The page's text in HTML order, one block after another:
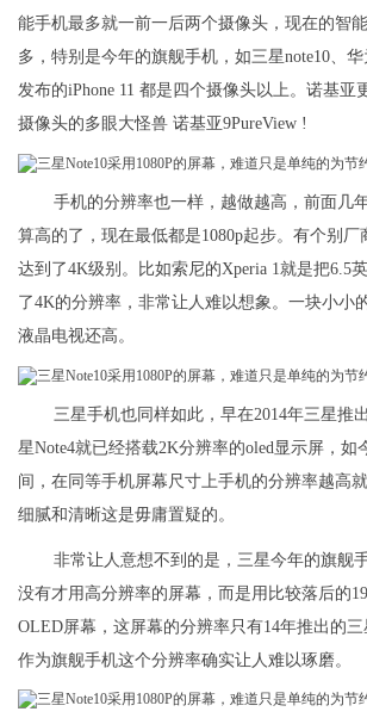
能手机最多就一前一后两个摄像头，现在的智
多，特别是今年的旗舰手机，如三星note10、
发布的iPhone 11 都是四个摄像头以上。诺基亚
摄像头的多眼大怪兽 诺基亚9PureView !
手机的分辨率也一样，越做越高，前面几
算高的了，现在最低都是1080p起步。有个别厂
达到了4K级别。比如索尼的Xperia 1就是把6.5
了4K的分辨率，非常让人难以想象。一块小小
液晶电视还高。
三星手机也同样如此，早在2014年三星推
星Note4就已经搭载2K分辨率的oled显示屏，如
间，在同等手机屏幕尺寸上手机的分辨率越高
细腻和清晰这是毋庸置疑的。
非常让人意想不到的是，三星今年的旗舰
没有才用高分辨率的屏幕，而是用比较落后的
OLED屏幕，这屏幕的分辨率只有14年推出的三
作为旗舰手机这个分辨率确实让人难以琢磨。